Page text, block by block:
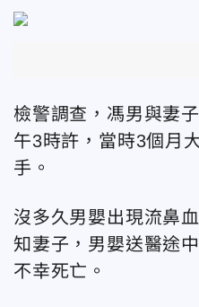
檢警調查，馮男與妻
午3時許，當時3個月
手。
沒多久男嬰出現流鼻
知妻子，男嬰送醫途
不幸死亡。